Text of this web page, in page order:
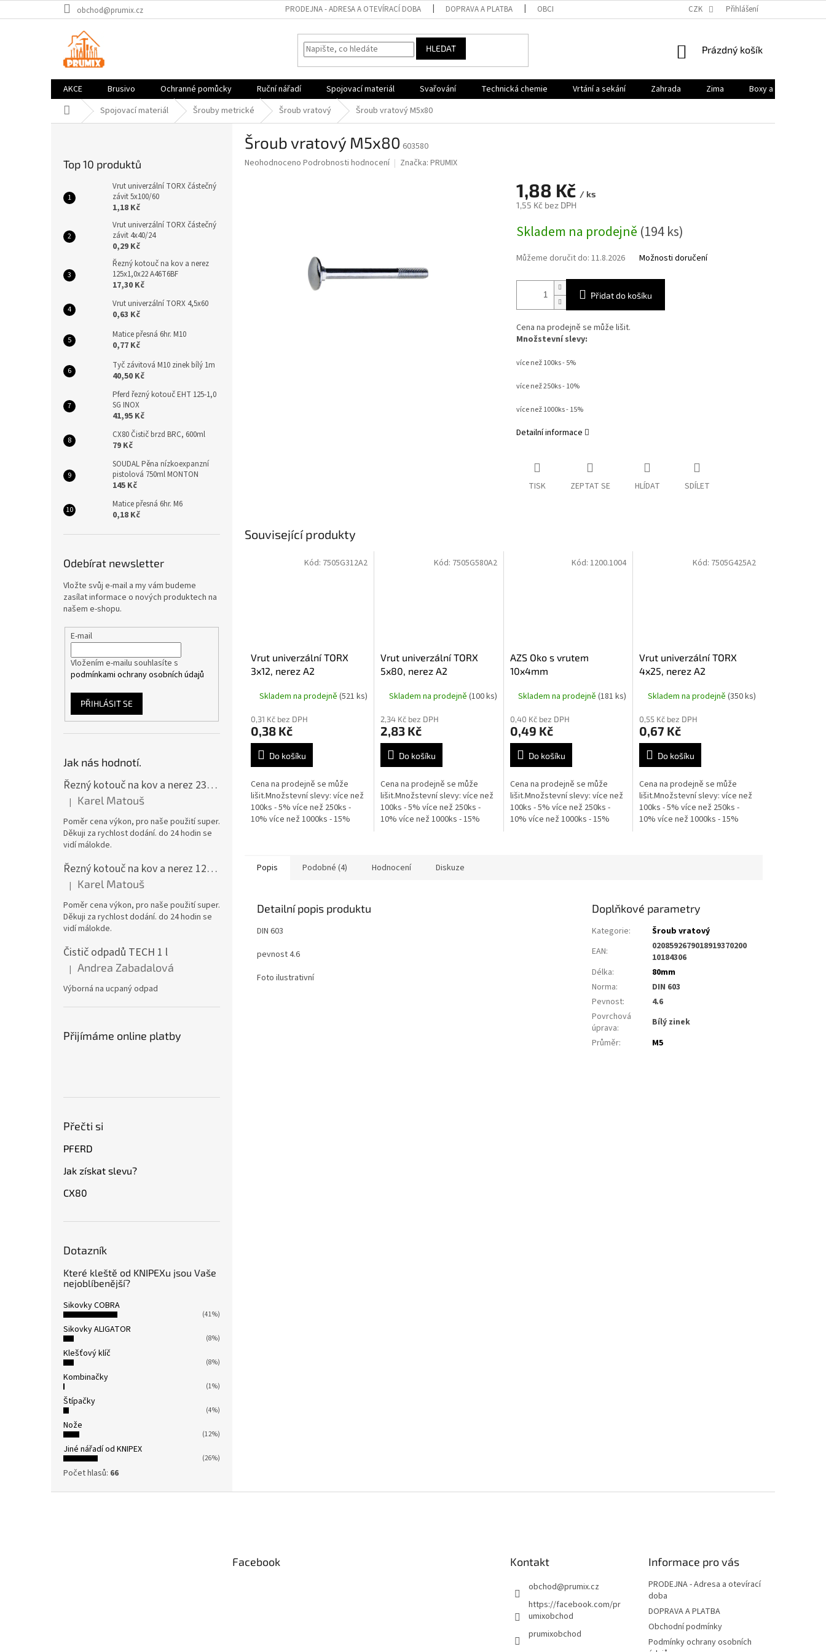
na
obchod@prumix.cz PRODEJNA - ADRESA A OTEVÍRACÍ DOBA DOPRAVA A PLATBA OBCHODNÍ PODMÍNKY PODMÍNKY OCHRANY OSOBNÍCH ÚDAJŮ
CZK Přihlášení
HLEDAT
NÁKUPNÍ
Prázdný košík
AKCE Brusivo Ochranné pomůcky Ruční nářadí Spojovací materiál Svařování Technická chemie Vrtání a sekání Zahrada Zima Boxy a brašny
Domů Spojovací materiál Šrouby metrické Šroub vratový Šroub vratový M5x80
Top 10 produktů
Vrut univerzální TORX částečný
závit 5x100/60
1,18 Kč
Vrut univerzální TORX částečný
závit 4x40/24
0,29 Kč
Řezný kotouč na kov a nerez
125x1,0x22 A46T6BF
17,30 Kč
Vrut univerzální TORX 4,5x60
0,63 Kč
Matice přesná 6hr. M10
0,77 Kč
Tyč závitová M10 zinek bílý 1m
40,50 Kč
Pferd řezný kotouč EHT 125-1,0
SG INOX
41,95 Kč
CX80 Čistič brzd BRC, 600ml
79 Kč
SOUDAL Pěna nízkoexpanzní
pistolová 750ml MONTON
145 Kč
Matice přesná 6hr. M6
0,18 Kč
Odebírat newsletter
Vložte svůj e-mail a my vám budeme
zasílat informace o nových produktech na
našem e-shopu.
E-mail
Vložením e-mailu souhlasíte s
podmínkami ochrany osobních údajů
PŘIHLÁSIT SE
Jak nás hodnotí.
Řezný kotouč na kov a nerez 230x2,0x22 A46T6BF, balení 25ks
Hodnocení produktu je 5 z 5 hvězdiček.
| Karel Matouš
Poměr cena výkon, pro naše použití super.
Děkuji za rychlost dodání. do 24 hodin se
vidí málokde.
Řezný kotouč na kov a nerez 125x1,0x22 A46T6BF, balení 25ks
Hodnocení produktu je 5 z 5 hvězdiček.
| Karel Matouš
Poměr cena výkon, pro naše použití super.
Děkuji za rychlost dodání. do 24 hodin se
vidí málokde.
Čistič odpadů TECH 1 l
Hodnocení produktu je 5 z 5 hvězdiček.
| Andrea Zabadalová
Výborná na ucpaný odpad
Přijímáme online platby
Přečti si
PFERD
Jak získat slevu?
CX80
Dotazník
Které kleště od KNIPEXu jsou Vaše
nejoblíbenější?
Sikovky COBRA
(41%)
Sikovky ALIGATOR
(8%)
Klešťový klíč
(8%)
Kombinačky
(1%)
Štípačky
(4%)
Nože
(12%)
Jiné nářadí od KNIPEX
(26%)
Počet hlasů: 66
Šroub vratový M5x80 603580
Průměrné
Neohodnoceno Podrobnosti hodnocení Značka: PRUMIX
1,88 Kč / ks
1,55 Kč bez DPH
cena:
Skladem na prodejně (194 ks)
Můžeme doručit do: 11.8.2026 Možnosti doručení
Přidat do košíku
Cena na prodejně se může lišit.
Množstevní slevy:
více než 100ks - 5%
více než 250ks - 10%
více než 1000ks - 15%
Detailní informace
TISK ZEPTAT SE HLÍDAT SDÍLET
Související produkty
Vrut univerzální TORX
3x12, nerez A2
Skladem na prodejně (521 ks)
0,31 Kč bez DPH
0,38 Kč
Do košíku
Cena na prodejně se může
lišit.Množstevní slevy: více než
100ks - 5% více než 250ks -
10% více než 1000ks - 15%
Kód: 7505G312A2
Vrut univerzální TORX
5x80, nerez A2
Skladem na prodejně (100 ks)
2,34 Kč bez DPH
2,83 Kč
Do košíku
Cena na prodejně se může
lišit.Množstevní slevy: více než
100ks - 5% více než 250ks -
10% více než 1000ks - 15%
Kód: 7505G580A2
AZS Oko s vrutem
10x4mm
Skladem na prodejně(181 ks)
0,40 Kč bez DPH
0,49 Kč
Do košíku
Cena na prodejně se může
lišit.Množstevní slevy: více než
100ks - 5% více než 250ks -
10% více než 1000ks - 15%
Kód:1200.1004
Vrut univerzální TORX
4x25, nerez A2
Skladem na prodejně (350 ks)
0,55 Kč bez DPH
0,67 Kč
Do košíku
Cena na prodejně se může
lišit.Množstevní slevy: více než
100ks - 5% více než 250ks -
10% více než 1000ks - 15%
Kód: 7505G425A2
Popis Podobné (4) Hodnocení Diskuze
Detailní popis produktu
DIN 603
pevnost 4.6
Foto ilustrativní
Doplňkové parametry
Kategorie:
Šroub vratový
EAN:
0208592679018919370200
10184306
Délka:
80mm
Norma:
DIN 603
Pevnost:
4.6
Povrchová
úprava:
Bílý zinek
Průměr: M5
Facebook Kontakt
obchod@prumix.cz
https://facebook.com/pr
umixobchod
prumixobchod
Informace pro vás
PRODEJNA - Adresa a otevírací
doba
DOPRAVA A PLATBA
Obchodní podmínky
Podmínky ochrany osobních